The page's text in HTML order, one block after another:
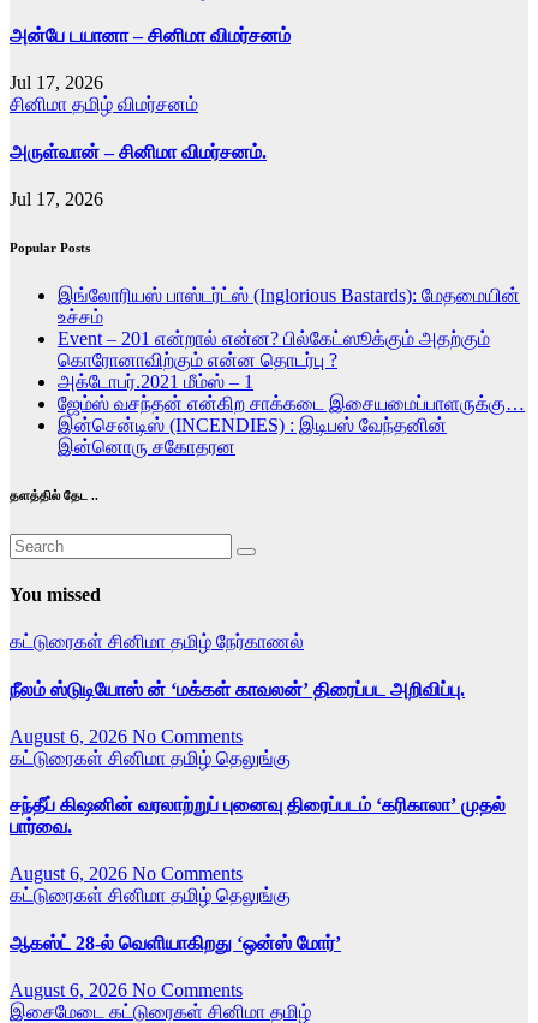
அன்பே டயானா – சினிமா விமர்சனம்
Jul 17, 2026
சினிமா தமிழ் விமர்சனம்
அருள்வான் – சினிமா விமர்சனம்.
Jul 17, 2026
Popular Posts
இங்லோரியஸ் பாஸ்டர்ட்ஸ் (Inglorious Bastards): மேதமையின்
உச்சம்
Event – 201 என்றால் என்ன? பில்கேட்ஸூக்கும் அதற்கும்
கொரோனாவிற்கும் என்ன தொடர்பு ?
அக்டோபர்.2021 மீம்ஸ் – 1
ஜேம்ஸ் வசந்தன் என்கிற சாக்கடை இசையமைப்பாளருக்கு…
இன்சென்டிஸ் (INCENDIES) : இடிபஸ் வேந்தனின்
இன்னொரு சகோதரன
தளத்தில் தேட ..
You missed
கட்டுரைகள் சினிமா தமிழ் நேர்காணல்
நீலம் ஸ்டுடியோஸ் ன் ‘மக்கள் காவலன்’ திரைப்பட அறிவிப்பு.
August 6, 2026 No Comments
கட்டுரைகள் சினிமா தமிழ் தெலுங்கு
சந்தீப் கிஷனின் வரலாற்றுப் புனைவு திரைப்படம் ‘கரிகாலா’ முதல்
பார்வை.
August 6, 2026 No Comments
கட்டுரைகள் சினிமா தமிழ் தெலுங்கு
ஆகஸ்ட் 28-ல் வெளியாகிறது ‘ஒன்ஸ் மோர்’
August 6, 2026 No Comments
இசைமேடை கட்டுரைகள் சினிமா தமிழ்